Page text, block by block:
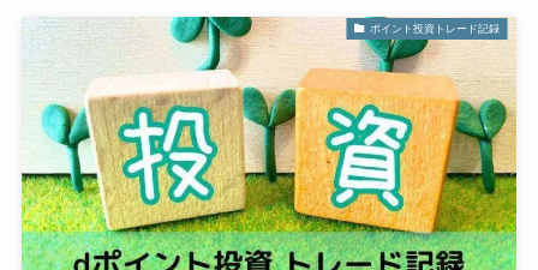
ポイント投資トレード記録